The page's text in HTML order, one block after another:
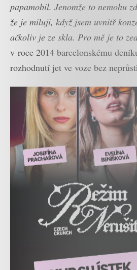
papamobil. Jenomže to nemohu
že je miluji, když jsem uvnitř
ačkoliv je ze skla. Pro mě je to
v roce 2014 barcelonskému
rozhodnutí jet ve voze bez